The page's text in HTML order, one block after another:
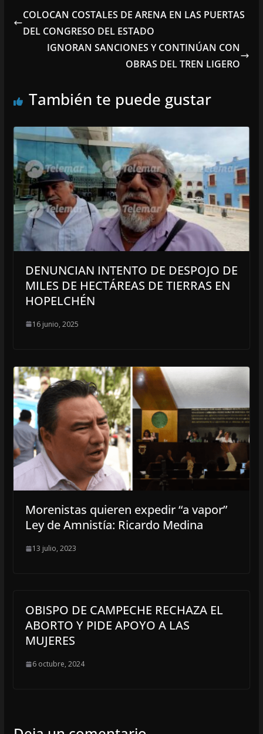
COLOCAN COSTALES DE ARENA EN LAS PUERTAS
DEL CONGRESO DEL ESTADO
IGNORAN SANCIONES Y CONTINÚAN CON
OBRAS DEL TREN LIGERO
También te puede gustar
DENUNCIAN INTENTO DE DESPOJO DE
MILES DE HECTÁREAS DE TIERRAS EN
HOPELCHÉN
16 junio, 2025
Morenistas quieren expedir “a vapor”
Ley de Amnistía: Ricardo Medina
13 julio, 2023
OBISPO DE CAMPECHE RECHAZA EL
ABORTO Y PIDE APOYO A LAS
MUJERES
6 octubre, 2024